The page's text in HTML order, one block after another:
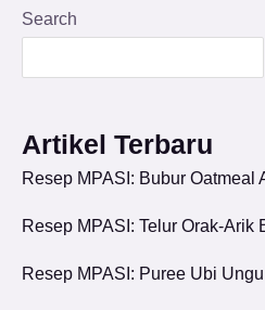
Search
Artikel Terbaru
Resep MPASI: Bubur Oatmeal
Resep MPASI: Telur Orak-Arik
Resep MPASI: Puree Ubi